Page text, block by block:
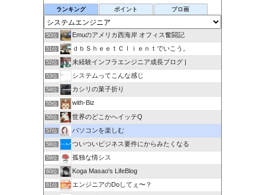
ランキング ポイント ブロ画
50位 Emuのアメリカ西海岸 オフィス奮闘記
51位 ｄｂＳｈｅｅｔＣｌｉｅｎｔでいこう。
52位 未経験インフラエンジニア成長ブログ |
53位 システムってこんな感じ
54位 カシリの菓子折り
55位 with-Biz
56位 世界のどこかへイッテQ
57位 パソコンを楽しむ
58位 ついついビジネス要件にからみたくなる
59位 孤独な情シス
60位 Koga Masao's LifeBlog
61位 エンジニアのDoしてぇ〜？